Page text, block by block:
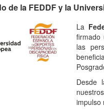
de la FEDDF y la
La
firmado
las
Desde
impulso